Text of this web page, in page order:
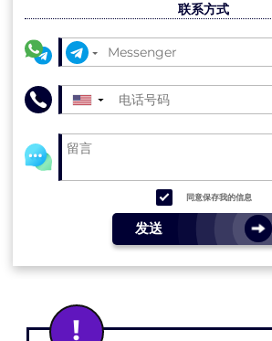
联系方式
▼
同意保存我的信息
发送